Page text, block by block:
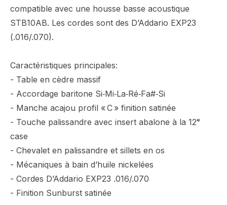
compatible avec une housse basse acoustique
STB10AB. Les cordes sont des D’Addario EXP23
(.016/.070).
Caractéristiques principales:
- Table en cèdre massif
- Accordage baritone Si‑Mi‑La‑Ré‑Fa#‑Si
- Manche acajou profil « C » finition satinée
- Touche palissandre avec insert abalone à la 12ᵉ
case
- Chevalet en palissandre et sillets en os
- Mécaniques à bain d’huile nickelées
- Cordes D’Addario EXP23 .016/.070
- Finition Sunburst satinée